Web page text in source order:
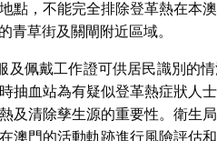
點，不能完全排除登革熱在本
青草街及關閘附近區域。
及佩戴工作證可供居民識別的
抽血站為有疑似登革熱症狀人
及清除孳生源的重要性。衛生
澳門的活動軌跡進行風險評估